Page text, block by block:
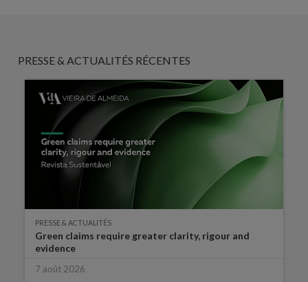
PRESSE & ACTUALITÉS RÉCENTES
PRESSE & ACTUALITÉS
Green claims require greater clarity, rigour and
evidence
7 août 2026